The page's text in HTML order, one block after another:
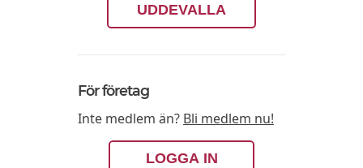
UDDEVALLA
För företag
Inte medlem än? Bli medlem nu!
LOGGA IN